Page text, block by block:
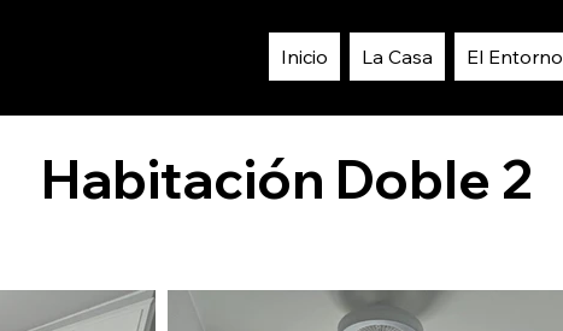
Inicio La Casa El Entorno
Habitación Doble 2